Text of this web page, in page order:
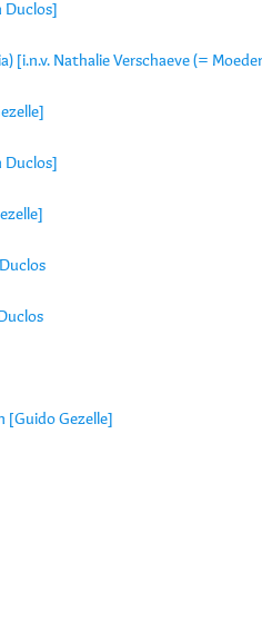
Duclos]
[i.n.v. Nathalie Verschaeve (=
Duclos]
[Guido Gezelle]